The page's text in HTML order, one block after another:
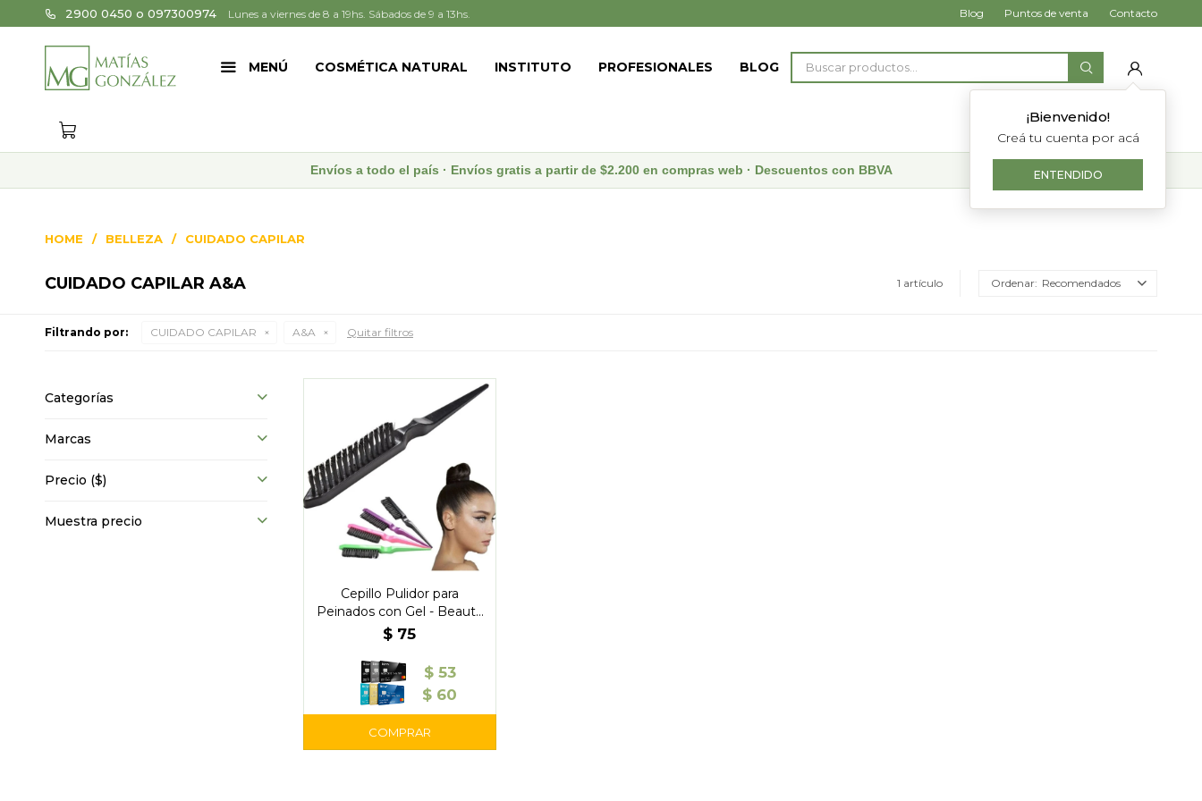
MENÚ COSMÉTICA NATURAL INSTITUTO PROFESIONALES BLOG
¡Bienvenido!
Creá tu cuenta por acá
ENTENDIDO
2900 0450 o 097300974 Lunes a viernes de 8 a 19hs. Sábados de 9 a 13hs. Blog Puntos de venta Contacto
Envíos a todo el país · Envíos gratis a partir de $2.200 en compras web · Descuentos con BBVA
HOME BELLEZA CUIDADO CAPILAR
CUIDADO CAPILAR A&A 1 artículo Recomendados
Filtrando por: CUIDADO CAPILAR A&A Quitar filtros
Cepillo Pulidor para
Peinados con Gel - Beauty
Style
$ 75
$ 53
$ 60
Categorías
Marcas
Precio ($)
Muestra precio